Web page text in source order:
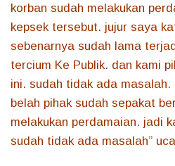
korban sudah melakukan
kepsek tersebut. jujur saya
sebenarnya sudah lama
tercium Ke Publik. dan kami
ini. sudah tidak ada masalah.
belah pihak sudah sepakat
melakukan perdamaian. jadi
sudah tidak ada masalah”